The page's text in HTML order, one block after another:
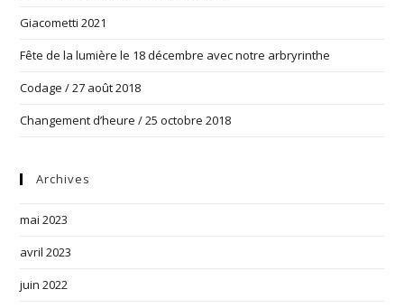
Giacometti 2021
Fête de la lumière le 18 décembre avec notre arbryrinthe
Codage / 27 août 2018
Changement d’heure / 25 octobre 2018
Archives
mai 2023
avril 2023
juin 2022